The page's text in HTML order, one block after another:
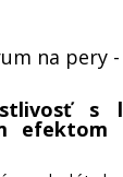
na pery
s
efektom